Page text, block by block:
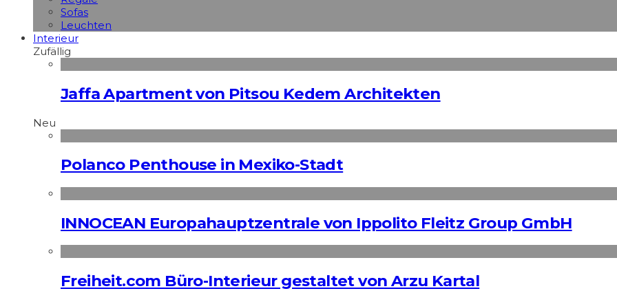
Sofas
Leuchten
Interieur
Zufällig
Jaffa Apartment von Pitsou Kedem Architekten
Neu
Polanco Penthouse in Mexiko-Stadt
INNOCEAN Europahauptzentrale von Ippolito Fleitz Group GmbH
Freiheit.com Büro-Interieur gestaltet von Arzu Kartal